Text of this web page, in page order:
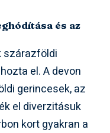
és az
szárazföldi
el. A devon
gerincesek, az
el diverzitásuk
kort gyakran a